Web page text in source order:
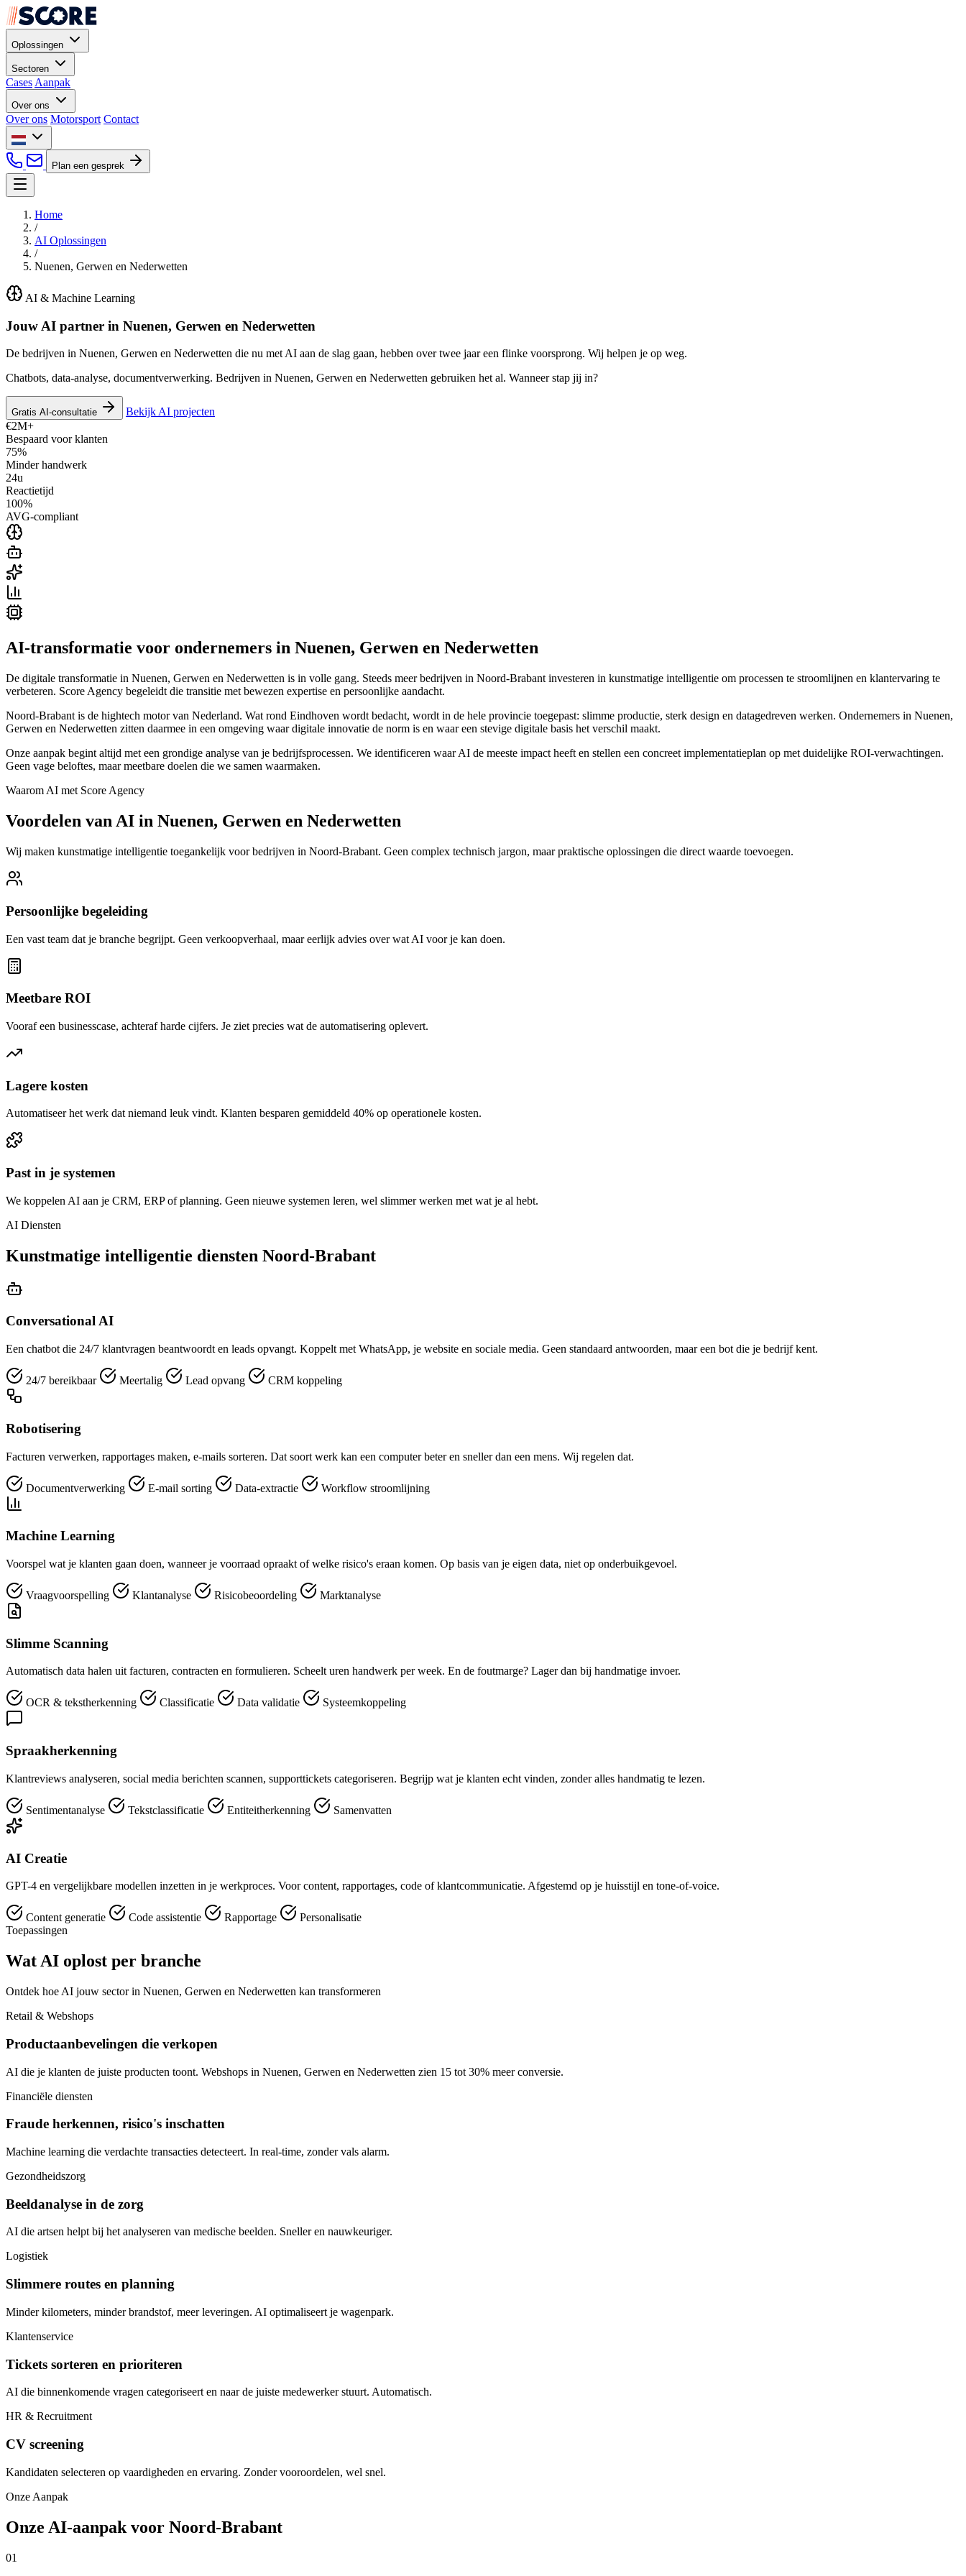
Oplossingen
Sectoren
Cases Aanpak
Over ons
Over ons Motorsport Contact
Plan een gesprek
Home
/
AI Oplossingen
/
Nuenen, Gerwen en Nederwetten
AI & Machine Learning
Jouw AI partner in Nuenen, Gerwen en Nederwetten
De bedrijven in Nuenen, Gerwen en Nederwetten die nu met AI aan de slag gaan, hebben over twee jaar een flinke voorsprong. Wij helpen je op weg.
Chatbots, data-analyse, documentverwerking. Bedrijven in Nuenen, Gerwen en Nederwetten gebruiken het al. Wanneer stap jij in?
Gratis AI-consultatie
Bekijk AI projecten
€2M+
Bespaard voor klanten
75%
Minder handwerk
24u
Reactietijd
100%
AVG-compliant
AI-transformatie voor ondernemers in Nuenen, Gerwen en Nederwetten
De digitale transformatie in Nuenen, Gerwen en Nederwetten is in volle gang. Steeds meer bedrijven in Noord-Brabant investeren in kunstmatige intelligentie om processen te stroomlijnen en klantervaring te
verbeteren. Score Agency begeleidt die transitie met bewezen expertise en persoonlijke aandacht.
Noord-Brabant is de hightech motor van Nederland. Wat rond Eindhoven wordt bedacht, wordt in de hele provincie toegepast: slimme productie, sterk design en datagedreven werken. Ondernemers in Nuenen,
Gerwen en Nederwetten zitten daarmee in een omgeving waar digitale innovatie de norm is en waar een stevige digitale basis het verschil maakt.
Onze aanpak begint altijd met een grondige analyse van je bedrijfsprocessen. We identificeren waar AI de meeste impact heeft en stellen een concreet implementatieplan op met duidelijke ROI-verwachtingen.
Geen vage beloftes, maar meetbare doelen die we samen waarmaken.
Waarom AI met Score Agency
Voordelen van AI in Nuenen, Gerwen en Nederwetten
Wij maken kunstmatige intelligentie toegankelijk voor bedrijven in Noord-Brabant. Geen complex technisch jargon, maar praktische oplossingen die direct waarde toevoegen.
Persoonlijke begeleiding
Een vast team dat je branche begrijpt. Geen verkoopverhaal, maar eerlijk advies over wat AI voor je kan doen.
Meetbare ROI
Vooraf een businesscase, achteraf harde cijfers. Je ziet precies wat de automatisering oplevert.
Lagere kosten
Automatiseer het werk dat niemand leuk vindt. Klanten besparen gemiddeld 40% op operationele kosten.
Past in je systemen
We koppelen AI aan je CRM, ERP of planning. Geen nieuwe systemen leren, wel slimmer werken met wat je al hebt.
AI Diensten
Kunstmatige intelligentie diensten Noord-Brabant
Conversational AI
Een chatbot die 24/7 klantvragen beantwoordt en leads opvangt. Koppelt met WhatsApp, je website en sociale media. Geen standaard antwoorden, maar een bot die je bedrijf kent.
24/7 bereikbaar Meertalig Lead opvang CRM koppeling
Robotisering
Facturen verwerken, rapportages maken, e-mails sorteren. Dat soort werk kan een computer beter en sneller dan een mens. Wij regelen dat.
Documentverwerking E-mail sorting Data-extractie Workflow stroomlijning
Machine Learning
Voorspel wat je klanten gaan doen, wanneer je voorraad opraakt of welke risico's eraan komen. Op basis van je eigen data, niet op onderbuikgevoel.
Vraagvoorspelling Klantanalyse Risicobeoordeling Marktanalyse
Slimme Scanning
Automatisch data halen uit facturen, contracten en formulieren. Scheelt uren handwerk per week. En de foutmarge? Lager dan bij handmatige invoer.
OCR & tekstherkenning Classificatie Data validatie Systeemkoppeling
Spraakherkenning
Klantreviews analyseren, social media berichten scannen, supporttickets categoriseren. Begrijp wat je klanten echt vinden, zonder alles handmatig te lezen.
Sentimentanalyse Tekstclassificatie Entiteitherkenning Samenvatten
AI Creatie
GPT-4 en vergelijkbare modellen inzetten in je werkproces. Voor content, rapportages, code of klantcommunicatie. Afgestemd op je huisstijl en tone-of-voice.
Content generatie Code assistentie Rapportage
Personalisatie
Toepassingen
Wat AI oplost per branche
Ontdek hoe AI jouw sector in Nuenen, Gerwen en Nederwetten kan transformeren
Retail & Webshops
Productaanbevelingen die verkopen
AI die je klanten de juiste producten toont. Webshops in Nuenen, Gerwen en Nederwetten zien 15 tot 30% meer conversie.
Financiële diensten
Fraude herkennen, risico's inschatten
Machine learning die verdachte transacties detecteert. In real-time, zonder vals alarm.
Gezondheidszorg
Beeldanalyse in de zorg
AI die artsen helpt bij het analyseren van medische beelden. Sneller en nauwkeuriger.
Logistiek
Slimmere routes en planning
Minder kilometers, minder brandstof, meer leveringen. AI optimaliseert je wagenpark.
Klantenservice
Tickets sorteren en prioriteren
AI die binnenkomende vragen categoriseert en naar de juiste medewerker stuurt. Automatisch.
HR & Recruitment
CV screening
Kandidaten selecteren op vaardigheden en ervaring. Zonder vooroordelen, wel snel.
Onze Aanpak
Onze AI-aanpak voor Noord-Brabant
01